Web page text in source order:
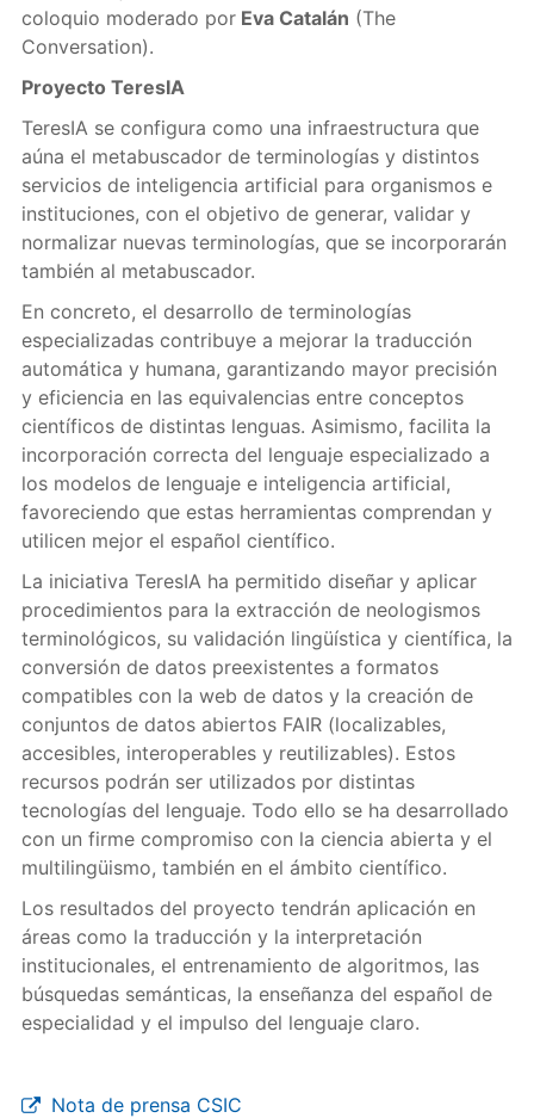
coloquio moderado porEva Catalán (The
Conversation).
Proyecto TeresIA
TeresIA se configura como una infraestructura que
aúna el metabuscador de terminologías y distintos
servicios de inteligencia artificial para organismos e
instituciones, con el objetivo de generar, validar y
normalizar nuevas terminologías, que se incorporarán
también al metabuscador.
En concreto, el desarrollo de terminologías
especializadas contribuye a mejorar la traducción
automática y humana, garantizando mayor precisión
y eficiencia en las equivalencias entre conceptos
científicos de distintas lenguas. Asimismo, facilita la
incorporación correcta del lenguaje especializado a
los modelos de lenguaje e inteligencia artificial,
favoreciendo que estas herramientas comprendan y
utilicen mejor el español científico.
La iniciativa TeresIA ha permitido diseñar y aplicar
procedimientos para la extracción de neologismos
terminológicos, su validación lingüística y científica, la
conversión de datos preexistentes a formatos
compatibles con la web de datos y la creación de
conjuntos de datos abiertos FAIR (localizables,
accesibles, interoperables y reutilizables). Estos
recursos podrán ser utilizados por distintas
tecnologías del lenguaje. Todo ello se ha desarrollado
con un firme compromiso con la ciencia abierta y el
multilingüismo, también en el ámbito científico.
Los resultados del proyecto tendrán aplicación en
áreas como la traducción y la interpretación
institucionales, el entrenamiento de algoritmos, las
búsquedas semánticas, la enseñanza del español de
especialidad y el impulso del lenguaje claro.
Nota de prensa CSIC